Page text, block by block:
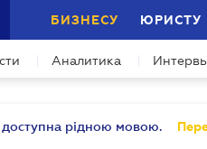
БИЗНЕСУ ЮРИСТУ
Аналитика
доступна рідною мовою.